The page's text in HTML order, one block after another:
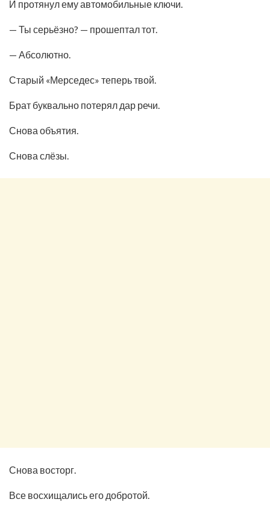
И протянул ему автомобильные ключи.
— Ты серьёзно? — прошептал тот.
— Абсолютно.
Старый «Мерседес» теперь твой.
Брат буквально потерял дар речи.
Снова объятия.
Снова слёзы.
Снова восторг.
Все восхищались его добротой.